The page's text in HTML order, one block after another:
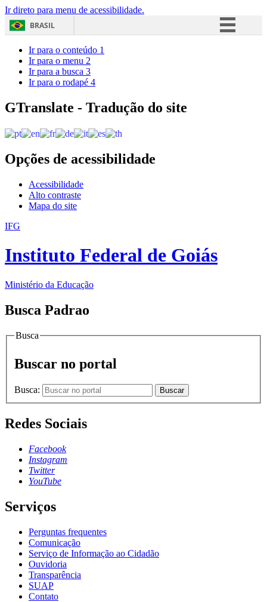
Ir direto para menu de acessibilidade.
BRASIL
Acesso à informação
Ir para o conteúdo 1
Ir para o menu 2
Ir para a busca 3
Ir para o rodapé 4
GTranslate - Tradução do site
Opções de acessibilidade
Acessibilidade
Alto contraste
Mapa do site
IFG
Instituto Federal de Goiás
Ministério da Educação
Busca Padrao
Busca
Buscar no portal
Busca: Buscar
Redes Sociais
Facebook
Instagram
Twitter
YouTube
Serviços
Perguntas frequentes
Comunicação
Serviço de Informação ao Cidadão
Ouvidoria
Transparência
SUAP
Contato